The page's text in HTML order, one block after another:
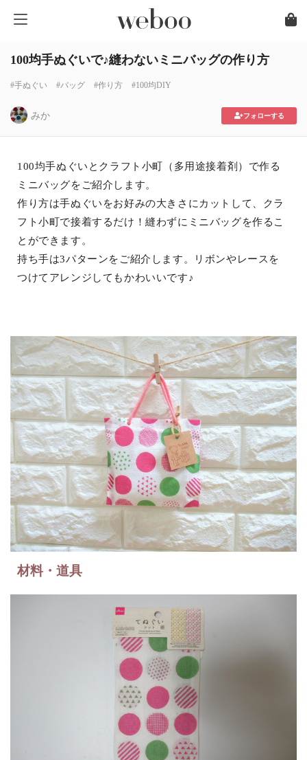
100均手ぬぐいで♪縫わないミニバッグの作り方
#手ぬぐい #バッグ #作り方 #100均DIY
みか フォローする
100均手ぬぐいとクラフト小町（多用途接着剤）で作る
ミニバッグをご紹介します。
作り方は手ぬぐいをお好みの大きさにカットして、クラ
フト小町で接着するだけ！縫わずにミニバッグを作るこ
とができます。
持ち手は3パターンをご紹介します。リボンやレースを
つけてアレンジしてもかわいいです♪
材料・道具